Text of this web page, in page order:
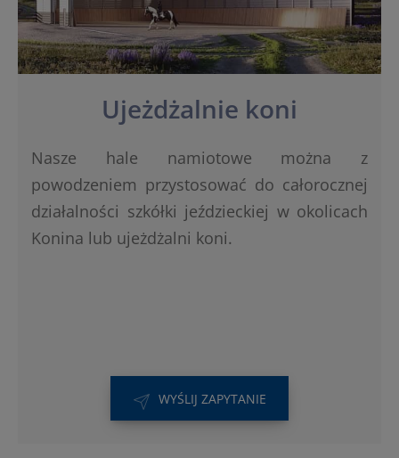
Ujeżdżalnie koni
Nasze hale namiotowe można z
powodzeniem przystosować do całorocznej
działalności szkółki jeździeckiej w okolicach
Konina lub ujeżdżalni koni.
WYŚLIJ ZAPYTANIE